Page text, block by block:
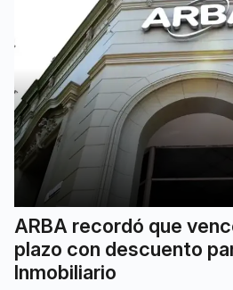
ARBA recordó que
plazo con descuento
Inmobiliario